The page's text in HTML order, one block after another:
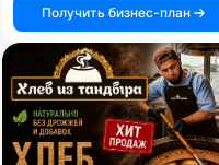
Получить бизнес-план